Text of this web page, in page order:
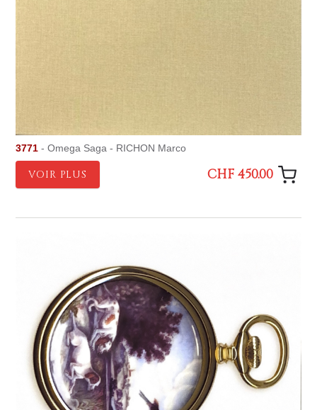
3771 - Omega Saga - RICHON Marco
VOIR PLUS CHF 450.00